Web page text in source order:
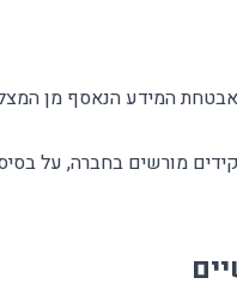
המידע הנאסף מן
מורשים בחברה, על